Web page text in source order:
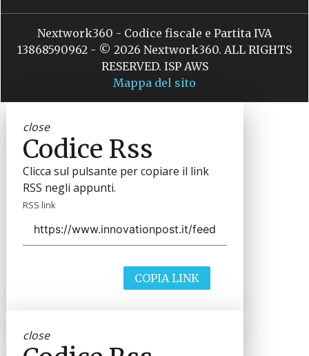
Nextwork360 - Codice fiscale e Partita IVA
13868590962 - © 2026 Nextwork360. ALL RIGHTS
RESERVED. ISP AWS
Mappa del sito
close
Codice Rss
Clicca sul pulsante per copiare il link
RSS negli appunti.
RSS link
COPIA LINK
close